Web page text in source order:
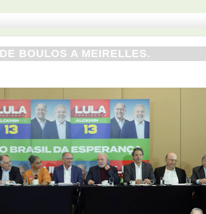
DE BOULOS A MEIRELLES.